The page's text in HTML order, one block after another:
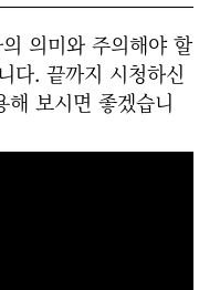
의미와 주의해야 할
다. 끝까지 시청하신
보시면 좋겠습니